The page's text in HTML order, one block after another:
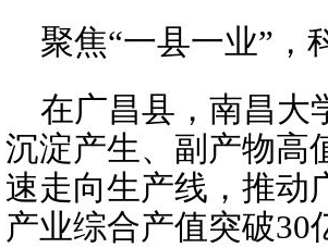
聚焦“一县一业”，
在广昌县，南昌大
沉淀产生、副产物高
速走向生产线，推动
产业综合产值突破30